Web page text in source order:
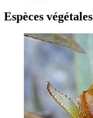
Espèces végétales